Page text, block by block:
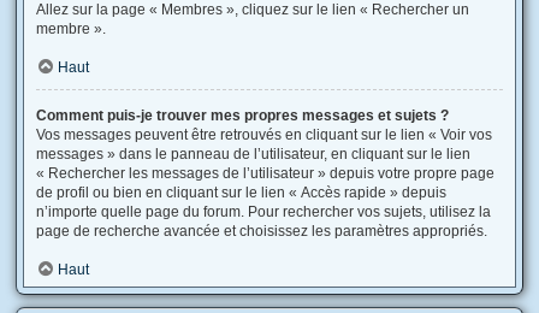
Allez sur la page « Membres », cliquez sur le lien « Rechercher un
membre ».
Haut
Comment puis-je trouver mes propres messages et sujets ?
Vos messages peuvent être retrouvés en cliquant sur le lien « Voir vos
messages » dans le panneau de l’utilisateur, en cliquant sur le lien
« Rechercher les messages de l’utilisateur » depuis votre propre page
de profil ou bien en cliquant sur le lien « Accès rapide » depuis
n’importe quelle page du forum. Pour rechercher vos sujets, utilisez la
page de recherche avancée et choisissez les paramètres appropriés.
Haut